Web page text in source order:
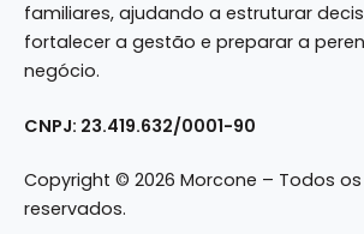
familiares, ajudando a estruturar
fortalecer a gestão e preparar a
negócio.
CNPJ: 23.419.632/0001-90
Copyright © 2026 Morcone – Todos
reservados.